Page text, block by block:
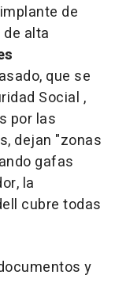
de
alta
que se
Social ,
por las
dejan "zonas
gafas
la
cubre todas
y